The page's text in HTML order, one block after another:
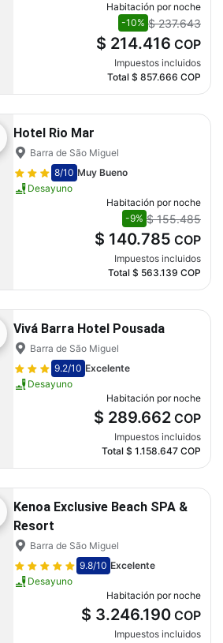
Habitación por noche
-10% $ 237.643
$ 214.416 COP
Impuestos incluidos
Total $ 857.666 COP
Hotel Rio Mar
Barra de São Miguel
8/10 Muy Bueno
Desayuno
Habitación por noche
-9% $ 155.485
$ 140.785 COP
Impuestos incluidos
Total $ 563.139 COP
Vivá Barra Hotel Pousada
Barra de São Miguel
9.2/10 Excelente
Desayuno
Habitación por noche
$ 289.662 COP
Impuestos incluidos
Total $ 1.158.647 COP
Kenoa Exclusive Beach SPA &
Resort
Barra de São Miguel
9.8/10 Excelente
Desayuno
Habitación por noche
$ 3.246.190 COP
Impuestos incluidos